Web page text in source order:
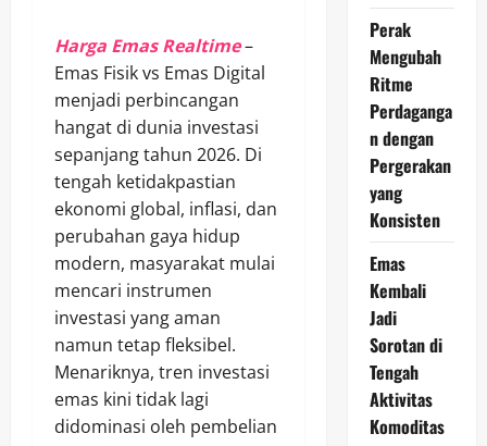
Harga Emas Realtime–
Emas Fisik vs Emas Digital
menjadi perbincangan
hangat di dunia investasi
sepanjang tahun 2026. Di
tengah ketidakpastian
ekonomi global, inflasi, dan
perubahan gaya hidup
modern, masyarakat mulai
mencari instrumen
investasi yang aman
namun tetap fleksibel.
Menariknya, tren investasi
emas kini tidak lagi
didominasi oleh pembelian
Perak
Mengubah
Ritme
Perdaganga
n dengan
Pergerakan
yang
Konsisten
Emas
Kembali
Jadi
Sorotan di
Tengah
Aktivitas
Komoditas